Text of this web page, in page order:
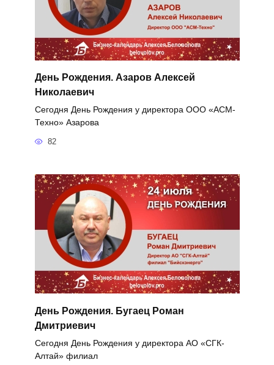
День Рождения. Азаров Алексей
Николаевич
Сегодня День Рождения у директора ООО «АСМ-
Техно» Азарова
82
День Рождения. Бугаец Роман
Дмитриевич
Сегодня День Рождения у директора АО «СГК-
Алтай» филиал